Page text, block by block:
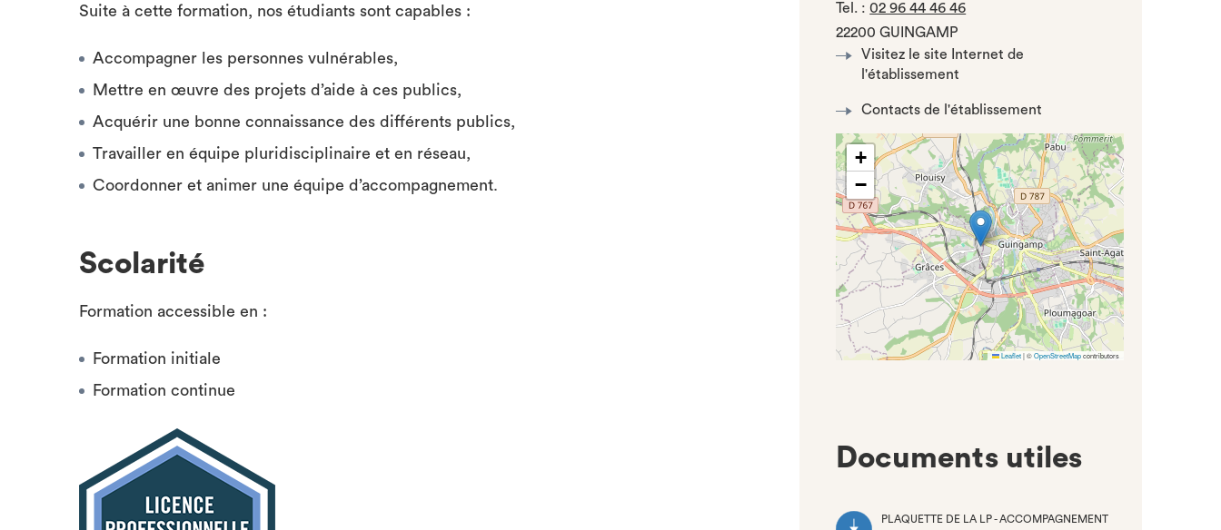
Suite à cette formation, nos étudiants sont capables :
Accompagner les personnes vulnérables,
Mettre en œuvre des projets d’aide à ces publics,
Acquérir une bonne connaissance des différents publics,
Travailler en équipe pluridisciplinaire et en réseau,
Coordonner et animer une équipe d’accompagnement.
Scolarité
Formation accessible en :
Formation initiale
Formation continue
Tel. :02 96 44 46 46
22200 GUINGAMP
Visitez le site Internet de
l'établissement
Contacts de l'établissement
+
−
Leaflet|©OpenStreetMapcontributors
Documents utiles
PLAQUETTE DE LA LP - ACCOMPAGNEMENT